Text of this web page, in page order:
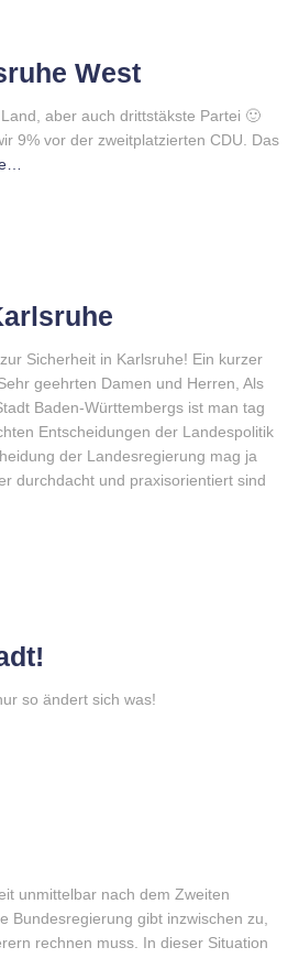
West
aber auch drittstäkste Partei 🙂
9% vor der zweitplatzierten CDU. Das
Sicherheit in Karlsruhe! Ein kurzer
geehrten Damen und Herren, Als
Baden-Württembergs ist man tag
Entscheidungen der Landespolitik
der Landesregierung mag ja
durchdacht und praxisorientiert sind
so ändert sich was!
unmittelbar nach dem Zweiten
Bundesregierung gibt inzwischen zu,
rechnen muss. In dieser Situation